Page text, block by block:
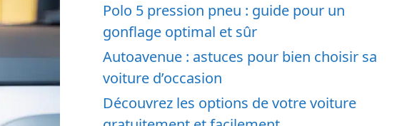
Polo 5 pression pneu : guide pour un
gonflage optimal et sûr
Autoavenue : astuces pour bien choisir sa
voiture d’occasion
Découvrez les options de votre voiture